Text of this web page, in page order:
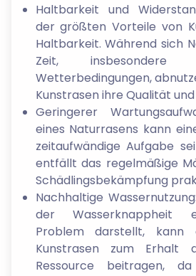
Haltbarkeit und
der größten Vorteile von
Haltbarkeit. Während sich
Zeit, insbesondere
Wetterbedingungen,
Kunstrasen ihre Qualität
Geringerer
eines Naturrasens kann
zeitaufwändige Aufgabe
entfällt das regelmäßige
Schädlingsbekämpfung
Nachhaltige
der Wasserknappheit
Problem darstellt, kann
Kunstrasen zum Erhalt
Ressource beitragen,